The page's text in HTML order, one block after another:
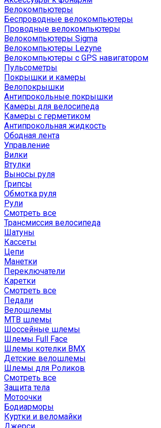
Велокомпьютеры
Беспроводные велокомпьютеры
Проводные велокомпьютеры
Велокомпьютеры Sigma
Велокомпьютеры Lezyne
Велокомпьютеры с GPS навигатором
Пульсометры
Покрышки и камеры
Велопокрышки
Антипрокольные покрышки
Камеры для велосипеда
Камеры с герметиком
Антипрокольная жидкость
Ободная лента
Управление
Вилки
Втулки
Выносы руля
Грипсы
Обмотка руля
Рули
Смотреть все
Трансмиссия велосипеда
Шатуны
Кассеты
Цепи
Манетки
Переключатели
Каретки
Смотреть все
Педали
Велошлемы
MTB шлемы
Шоссейные шлемы
Шлемы Full Face
Шлемы котелки BMX
Детские велошлемы
Шлемы для Роликов
Смотреть все
Защита тела
Мотоочки
Бодиарморы
Куртки и веломайки